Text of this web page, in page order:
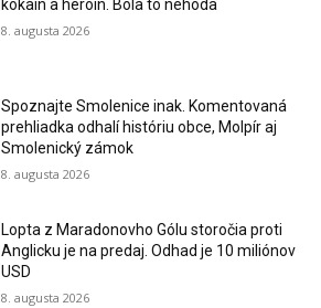
kokaín a heroín. Bola to nehoda
8. augusta 2026
Spoznajte Smolenice inak. Komentovaná
prehliadka odhalí históriu obce, Molpír aj
Smolenický zámok
8. augusta 2026
Lopta z Maradonovho Gólu storočia proti
Anglicku je na predaj. Odhad je 10 miliónov
USD
8. augusta 2026